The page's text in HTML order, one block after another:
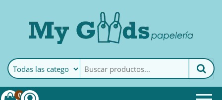
MyGoods · PapeleríaMy Goods es tu papelería
online de confianza. Podrás
encontrar todo lo necesario
0